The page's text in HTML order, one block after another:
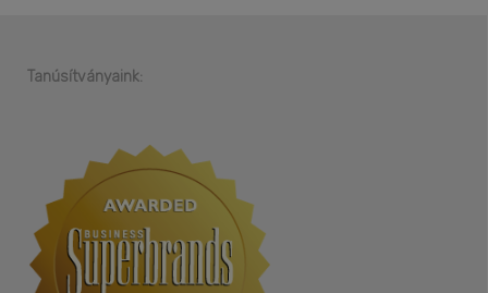
Tanúsítványaink: